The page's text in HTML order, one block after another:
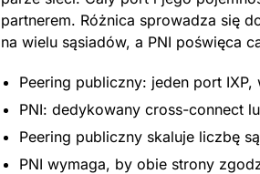
partnerem. Różnica sprowadza się
na wielu sąsiadów, a PNI poświęca
Peering publiczny: jeden port
PNI: dedykowany cross-connect
Peering publiczny skaluje liczbę
PNI wymaga, by obie strony